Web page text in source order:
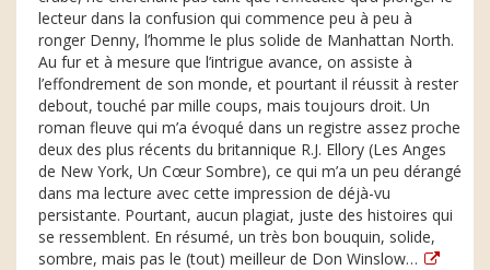
lecteur dans la confusion qui commence peu à peu à
ronger Denny, l’homme le plus solide de Manhattan North.
Au fur et à mesure que l’intrigue avance, on assiste à
l’effondrement de son monde, et pourtant il réussit à rester
debout, touché par mille coups, mais toujours droit. Un
roman fleuve qui m’a évoqué dans un registre assez proche
deux des plus récents du britannique R.J. Ellory (Les Anges
de New York, Un Cœur Sombre), ce qui m’a un peu dérangé
dans ma lecture avec cette impression de déjà-vu
persistante. Pourtant, aucun plagiat, juste des histoires qui
se ressemblent. En résumé, un très bon bouquin, solide,
sombre, mais pas le (tout) meilleur de Don Winslow…